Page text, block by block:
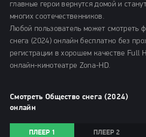
главные герои вернутся домой и
многих соотечественников.
Любой пользователь может смотреть
снега (2024) онлайн бесплатно без
регистрации в хорошем качестве Full
онлайн-кинотеатре Zona-HD.
Смотреть Общество снега (2024)
онлайн
ПЛЕЕР 1 ПЛЕЕР 2